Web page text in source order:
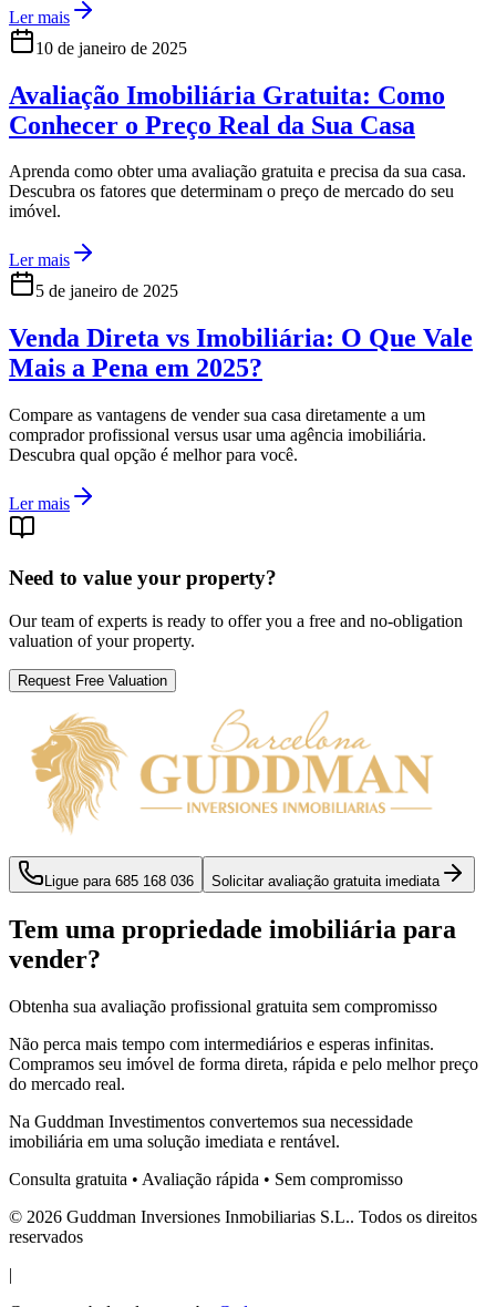
Ler mais
10 de janeiro de 2025
Avaliação Imobiliária Gratuita: Como
Conhecer o Preço Real da Sua Casa
Aprenda como obter uma avaliação gratuita e precisa da sua casa.
Descubra os fatores que determinam o preço de mercado do seu
imóvel.
Ler mais
5 de janeiro de 2025
Venda Direta vs Imobiliária: O Que Vale
Mais a Pena em 2025?
Compare as vantagens de vender sua casa diretamente a um
comprador profissional versus usar uma agência imobiliária.
Descubra qual opção é melhor para você.
Ler mais
Need to value your property?
Our team of experts is ready to offer you a free and no-obligation
valuation of your property.
Request Free Valuation
Ligue para 685 168 036 Solicitar avaliação gratuita imediata
Tem uma propriedade imobiliária para
vender?
Obtenha sua avaliação profissional gratuita sem compromisso
Não perca mais tempo com intermediários e esperas infinitas.
Compramos seu imóvel de forma direta, rápida e pelo melhor preço
do mercado real.
Na Guddman Investimentos convertemos sua necessidade
imobiliária em uma solução imediata e rentável.
Consulta gratuita • Avaliação rápida • Sem compromisso
© 2026 Guddman Inversiones Inmobiliarias S.L.. Todos os direitos
reservados
|